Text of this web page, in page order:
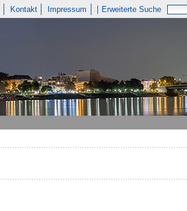
Kontakt Impressum Erweiterte Suche